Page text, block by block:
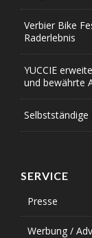
Verbier Bike
Raderlebnis
YUCCIE
und bewährte
Selbstständige
SERVICE
Presse
Werbung /